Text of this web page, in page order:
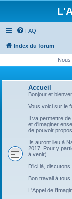
FAQ
Index du forum
Nous
Accueil
Bonjour et
Vous voici sur le
Il va permettre
et d'imaginer
de pouvoir
Ils auront lieu à
2017. Pour y
à venir).
D'ici là, discutons
Bon travail à tous.
L'Appel de